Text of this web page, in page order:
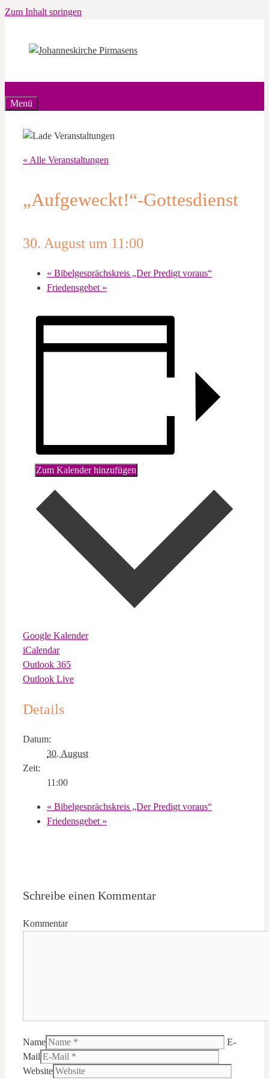
Zum Inhalt springen
Menü
« Alle Veranstaltungen
„Aufgeweckt!“-Gottesdienst
30. August um 11:00
« Bibelgesprächskreis „Der Predigt voraus“
Friedensgebet »
Zum Kalender hinzufügen
Google Kalender
iCalendar
Outlook 365
Outlook Live
Details
Datum:
30. August
Zeit:
11:00
« Bibelgesprächskreis „Der Predigt voraus“
Friedensgebet »
Schreibe einen Kommentar
Kommentar
Name
E-
Mail
Website